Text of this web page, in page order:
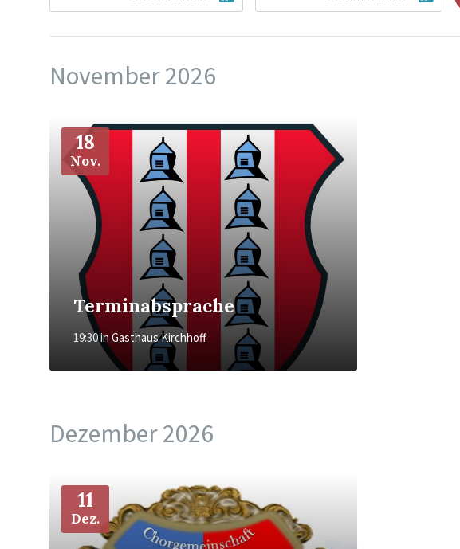
November 2026
18
Nov.
Terminabsprache
19:30in Gasthaus Kirchhoff
Dezember 2026
11
Dez.